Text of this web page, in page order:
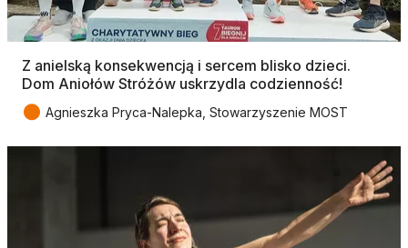
Z anielską konsekwencją i sercem blisko dzieci.
Dom Aniołów Stróżów uskrzydla codzienność!
● Agnieszka Pryca-Nalepka, Stowarzyszenie MOST